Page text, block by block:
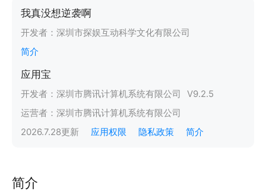
我真没想逆袭啊
开发者： 深圳市探娱互动科学文化有限公司
简介
应用宝
开发者： 深圳市腾讯计算机系统有限公司 V9.2.5
运营者： 深圳市腾讯计算机系统有限公司
2026.7.28更新 应用权限 隐私政策 简介
简介